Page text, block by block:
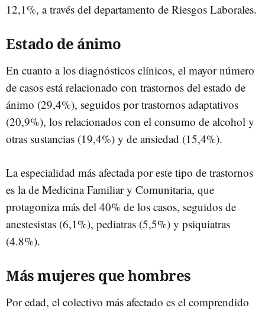
12,1%, a través del departamento de Riesgos Laborales.
Estado de ánimo
En cuanto a los diagnósticos clínicos, el mayor número
de casos está relacionado con trastornos del estado de
ánimo (29,4%), seguidos por trastornos adaptativos
(20,9%), los relacionados con el consumo de alcohol y
otras sustancias (19,4%) y de ansiedad (15,4%).
La especialidad más afectada por este tipo de trastornos
es la de Medicina Familiar y Comunitaria, que
protagoniza más del 40% de los casos, seguidos de
anestesistas (6,1%), pediatras (5,5%) y psiquiatras
(4.8%).
Más mujeres que hombres
Por edad, el colectivo más afectado es el comprendido